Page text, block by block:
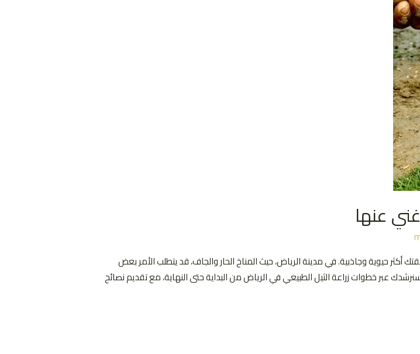
عنها
أكثر حيوية وجاذبية. في مدينة الرياض، حيث المناخ الحار والجاف، قد يتطلب الأمر بعض
عبر خطوات زراعة الثيل الطبيعي في الرياض من البداية حتى النهاية، مع تقديم نصائح